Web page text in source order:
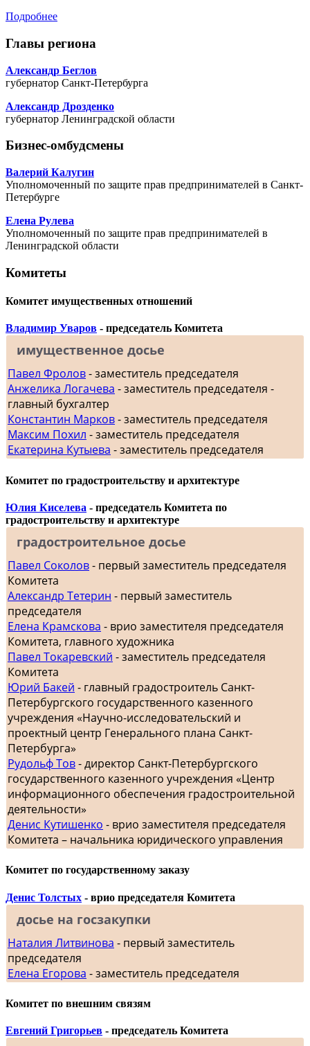
Подробнее
Главы региона
Александр Беглов
губернатор Санкт-Петербурга
Александр Дрозденко
губернатор Ленинградской области
Бизнес-омбудсмены
Валерий Калугин
Уполномоченный по защите прав предпринимателей в Санкт-
Петербурге
Елена Рулева
Уполномоченный по защите прав предпринимателей в
Ленинградской области
Комитеты
Комитет имущественных отношений
Владимир Уваров - председатель Комитета
имущественное досье
Павел Фролов- заместитель председателя
Анжелика Логачева - заместитель председателя -
главный бухгалтер
Константин Марков- заместитель председателя
Максим Похил - заместитель председателя
Екатерина Кутыева - заместитель председателя
Комитет по градостроительству и архитектуре
Юлия Киселева - председатель Комитета по
градостроительству и архитектуре
градостроительное досье
Павел Соколов- первый заместитель председателя
Комитета
Александр Тетерин - первый заместитель
председателя
Елена Крамскова - врио заместителя председателя
Комитета, главного художника
Павел Токаревский - заместитель председателя
Комитета
Юрий Бакей - главный градостроитель Санкт-
Петербургского государственного казенного
учреждения «Научно-исследовательский и
проектный центр Генерального плана Санкт-
Петербурга»
Рудольф Тов- директор Санкт-Петербургского
государственного казенного учреждения «Центр
информационного обеспечения градостроительной
деятельности»
Денис Кутишенко - врио заместителя председателя
Комитета – начальника юридического управления
Комитет по государственному заказу
Денис Толстых - врио председателя Комитета
досье на госзакупки
Наталия Литвинова - первый заместитель
председателя
Елена Егорова - заместитель председателя
Комитет по внешним связям
Евгений Григорьев - председатель Комитета